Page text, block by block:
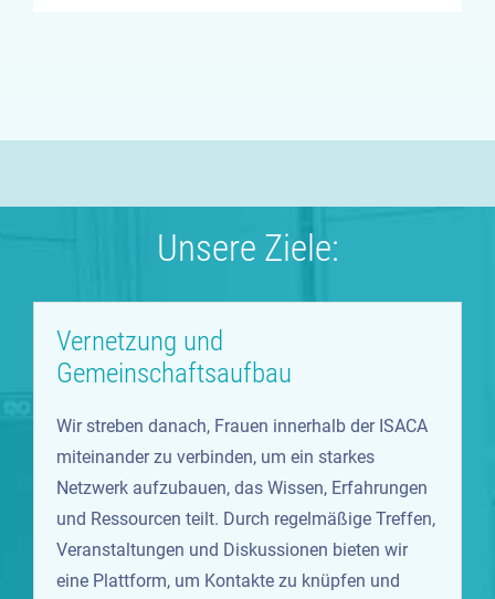
Unsere Ziele:
Vernetzung und
Gemeinschaftsaufbau
Wir streben danach, Frauen innerhalb der ISACA
miteinander zu verbinden, um ein starkes
Netzwerk aufzubauen, das Wissen, Erfahrungen
und Ressourcen teilt. Durch regelmäßige Treffen,
Veranstaltungen und Diskussionen bieten wir
eine Plattform, um Kontakte zu knüpfen und